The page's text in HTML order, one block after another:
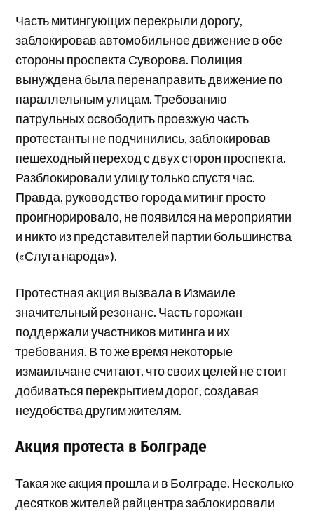
Часть митингующих перекрыли дорогу,
заблокировав автомобильное движение в обе
стороны проспекта Суворова. Полиция
вынуждена была перенаправить движение по
параллельным улицам. Требованию
патрульных освободить проезжую часть
протестанты не подчинились, заблокировав
пешеходный переход с двух сторон проспекта.
Разблокировали улицу только спустя час.
Правда, руководство города митинг просто
проигнорировало, не появился на мероприятии
и никто из представителей партии большинства
(«Слуга народа»).
Протестная акция вызвала в Измаиле
значительный резонанс. Часть горожан
поддержали участников митинга и их
требования. В то же время некоторые
измаильчане считают, что своих целей не стоит
добиваться перекрытием дорог, создавая
неудобства другим жителям.
Акция протеста в Болграде
Такая же акция прошла и в Болграде. Несколько
десятков жителей райцентра заблокировали